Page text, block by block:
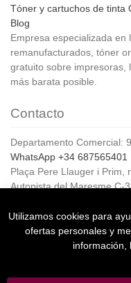
Tóner y cartuchos de tinta
Blog
Empresa especializada
remanufacturados, tóner
gratuito sobre impresoras,
más barata posible.
Contacto
Departamento Comercial:
WhatsApp +34 687565401
Plaça Pere Llauger i Prim,
Autopista del Maresme C-
Horario de Atención al
De lunes a jueves de 8:00
Viernes de 8:00 a 15:00
Utilizamos cookies para
ofertas personales y
información,